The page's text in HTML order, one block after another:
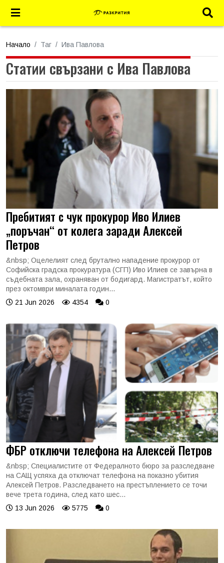
Начало Таг Ива Павлова
Статии свързани с Ива Павлова
Пребитият с чук прокурор Иво Илиев
„поръчан“ от колега заради Алексей
Петров
&nbsp; Оцелелият след брутално нападение прокурор от
Софийска градска прокуратура (СГП) Иво Илиев се завърна в
съдебната зала, охраняван от бодигард. Магистратът, който
през октомври миналата годин...
21 Jun 2026
4354 0
ФБР отключи телефона на Алексей Петров
&nbsp; Специалистите от Федералното бюро за разследване
на САЩ успяха да отключат телефона на показно убития
Алексей Петров. Разследването на престъплението се точи
вече трета година, след като шес...
13 Jun 2026
5775 0